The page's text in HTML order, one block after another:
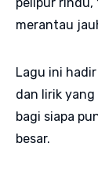
merantau
Lagu ini
dan lirik
bagi siapa
besar.